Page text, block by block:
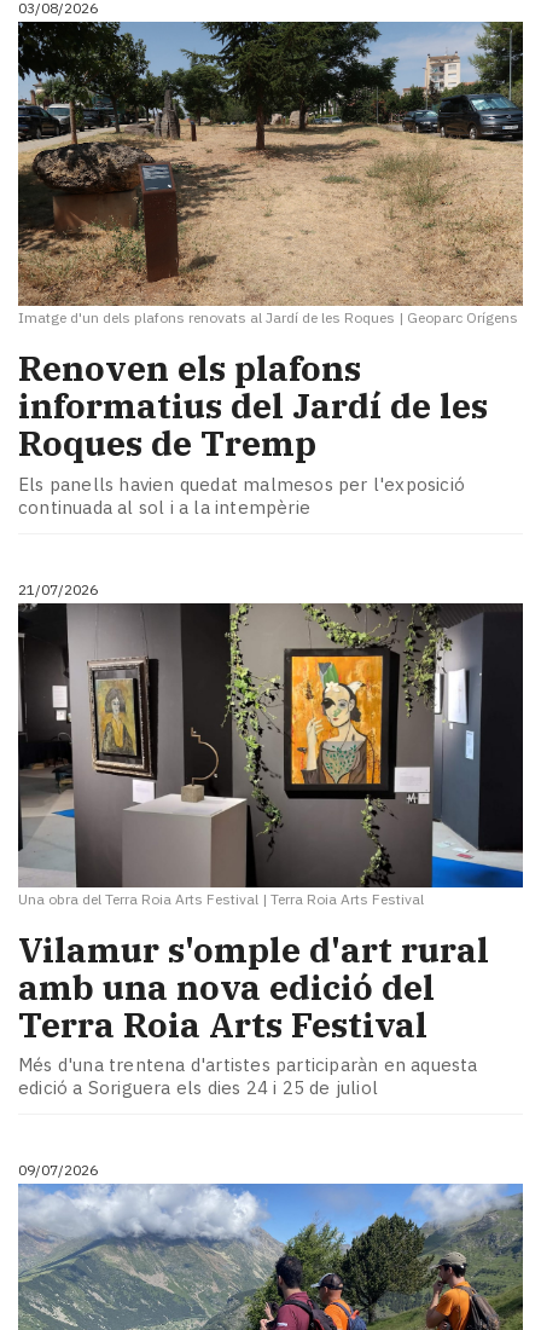
i
turisme
Cultura
Esports
Mai
tant!
TV
mitjans
El
temps
Reportatges
Entrevistes
Enquestes
A
escena!
Dis
la
teva!
newsletter
Pallars
Contingut
patrocinat
Lo
més
llegit...
Editorial
03/08/2026
Imatge d'un dels plafons renovats al Jardí de les Roques | Geoparc Orígens
Renoven els plafons
informatius del Jardí de les
Roques de Tremp
Els panells havien quedat malmesos per l'exposició
continuada al sol i a la intempèrie
21/07/2026
Una obra del Terra Roia Arts Festival | Terra Roia Arts Festival
Vilamur s'omple d'art rural
amb una nova edició del
Terra Roia Arts Festival
Més d'una trentena d'artistes participaràn en aquesta
edició a Soriguera els dies 24 i 25 de juliol
09/07/2026